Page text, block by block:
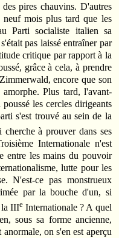
pires chauvins. D'autres
mois plus tard que les
Parti socialiste italien sa
pas laissé entraîner par
critique par rapport à la
grâce à cela, à prendre
encore que son
amorphe. Plus tard, l'avant-
les cercles dirigeants
s'est trouvé au sein de la
à prouver dans ses
Internationale n'est
entre les mains du pouvoir
lutte pour les
N'est-ce pas monstrueux
par la bouche d'un, si
la IIIeInternationale ? A quel
sous sa forme ancienne,
on s'en est aperçu